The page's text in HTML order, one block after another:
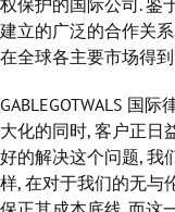
建立的广泛的合作关
在全球各主要市场得
GABLEGOTWALS 国
大化的同时, 客户正日
好的解决这个问题, 我
样, 在对于我们的无与